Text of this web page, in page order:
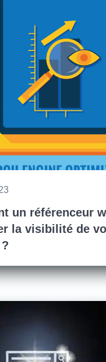
un référenceur
la visibilité de